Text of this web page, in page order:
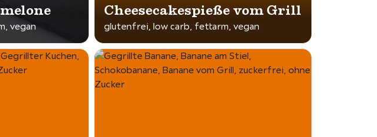
vegan
Cheesecakespieße vom Grill
glutenfrei, low carb, fettarm, vegan